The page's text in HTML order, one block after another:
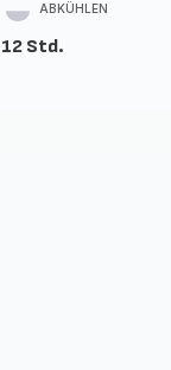
ABKÜHLEN
12 Std.